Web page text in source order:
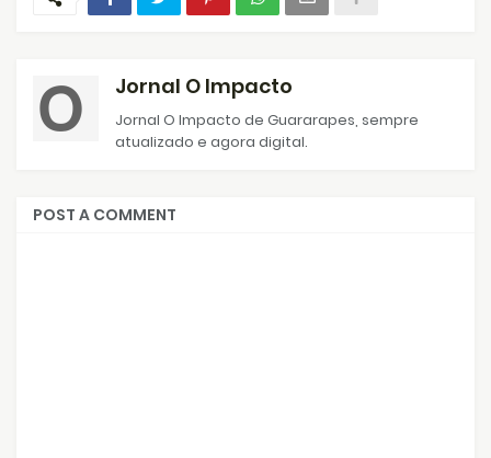
Jornal O Impacto
Jornal O Impacto de Guararapes, sempre
atualizado e agora digital.
POST A COMMENT